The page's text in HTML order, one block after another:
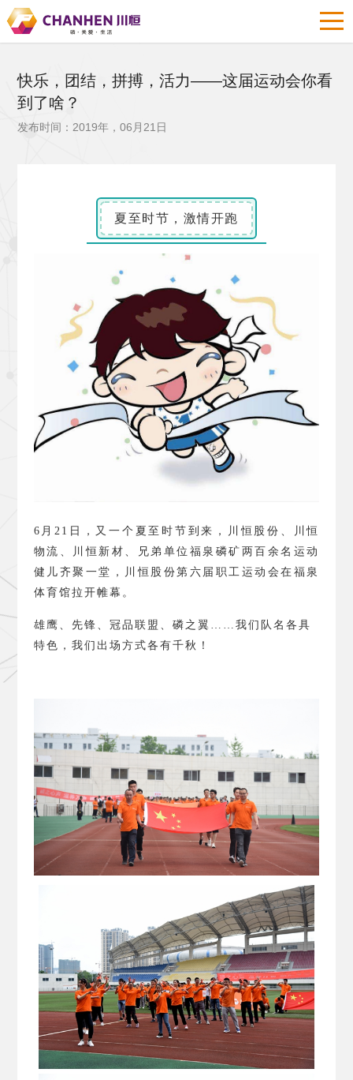
快乐，团结，拼搏，活力——这届运动会你看
到了啥？
发布时间：2019年，06月21日
夏至时节，激情开跑
6 月 21 日，又一个夏至时节到来，川恒股份、川恒
物流、川恒新材、兄弟单位福泉磷矿两百余名运动
健儿齐聚一堂，川恒股份第六届职工运动会在福泉
体育馆拉开帷幕。
雄鹰、先锋、冠品联盟、磷之翼……我们队名各具
特色，我们出场方式各有千秋！